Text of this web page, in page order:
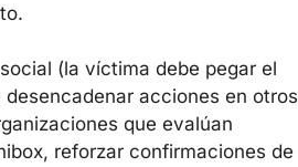
(la víctima debe pegar el
acciones en otros
que evalúan
reforzar confirmaciones de